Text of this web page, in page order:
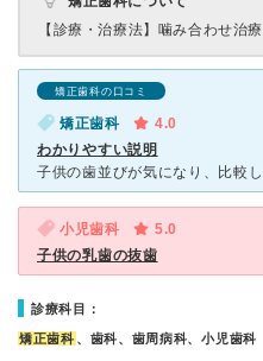
【診療・治療法】 噛み合わせ治療
矯正歯科の口コミ
矯正歯科
4.0
わかりやすい説明
小児歯科
5.0
子供の乳歯の抜歯
診療科目：
矯正歯科 、歯科、歯周病科、小児歯科